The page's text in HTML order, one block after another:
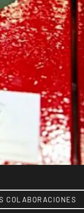
COLABORACIONES